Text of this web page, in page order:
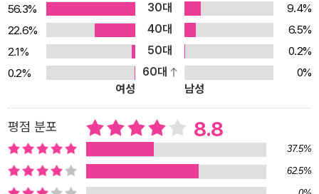
56.3%
30대
9.4%
22.6%
40대
6.5%
2.1%
50대
0.2%
0.2%
60대
0%
여성
남성
평점 분포 8.8
37.5%
62.5%